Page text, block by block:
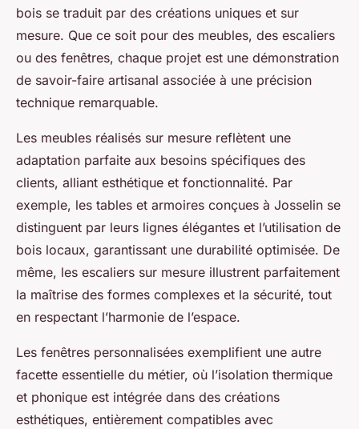
bois se traduit par des créations uniques et sur
mesure. Que ce soit pour des meubles, des escaliers
ou des fenêtres, chaque projet est une démonstration
de savoir-faire artisanal associée à une précision
technique remarquable.
Les meubles réalisés sur mesure reflètent une
adaptation parfaite aux besoins spécifiques des
clients, alliant esthétique et fonctionnalité. Par
exemple, les tables et armoires conçues à Josselin se
distinguent par leurs lignes élégantes et l’utilisation de
bois locaux, garantissant une durabilité optimisée. De
même, les escaliers sur mesure illustrent parfaitement
la maîtrise des formes complexes et la sécurité, tout
en respectant l’harmonie de l’espace.
Les fenêtres personnalisées exemplifient une autre
facette essentielle du métier, où l’isolation thermique
et phonique est intégrée dans des créations
esthétiques, entièrement compatibles avec